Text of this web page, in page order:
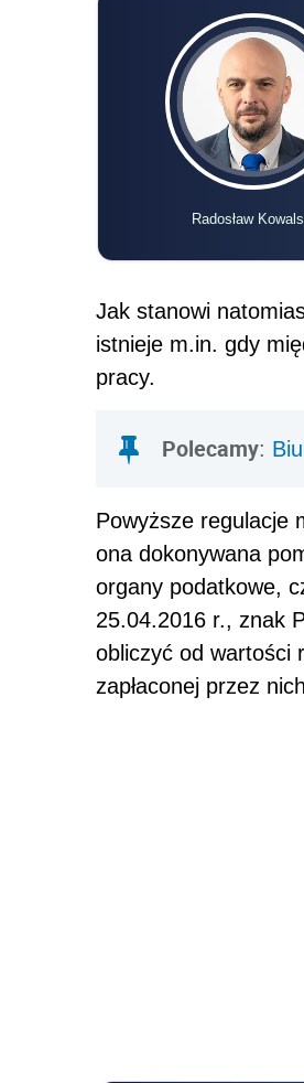
Radosław
Jak stanowi
istnieje m.in. gdy
pracy.
Polecamy:
Powyższe regulacje
ona dokonywana
organy podatkowe,
25.04.2016 r., znak
obliczyć od wartości
zapłaconej przez